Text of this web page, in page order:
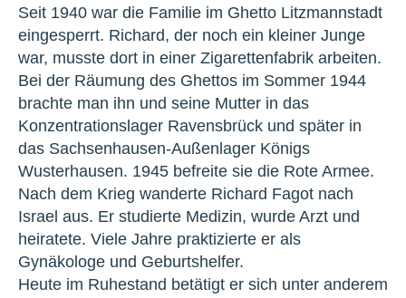
Seit 1940 war die Familie im Ghetto Litzmannstadt
eingesperrt. Richard, der noch ein kleiner Junge
war, musste dort in einer Zigarettenfabrik arbeiten.
Bei der Räumung des Ghettos im Sommer 1944
brachte man ihn und seine Mutter in das
Konzentrationslager Ravensbrück und später in
das Sachsenhausen-Außenlager Königs
Wusterhausen. 1945 befreite sie die Rote Armee.
Nach dem Krieg wanderte Richard Fagot nach
Israel aus. Er studierte Medizin, wurde Arzt und
heiratete. Viele Jahre praktizierte er als
Gynäkologe und Geburtshelfer.
Heute im Ruhestand betätigt er sich unter anderem